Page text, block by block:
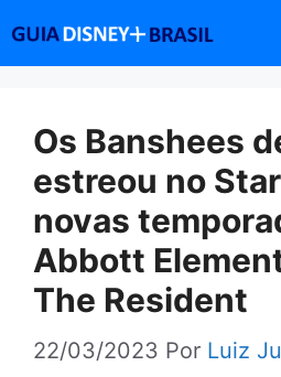
conteúdo
Os Banshees
estreou no
novas
Abbott
The Resident
22/03/2023 Por Luiz